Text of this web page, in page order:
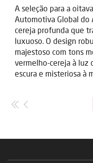
A seleção para a
Automotiva Global do
cereja profunda que
luxuoso. O design
majestoso com tons
vermelho-cereja à luz
escura e misteriosa à